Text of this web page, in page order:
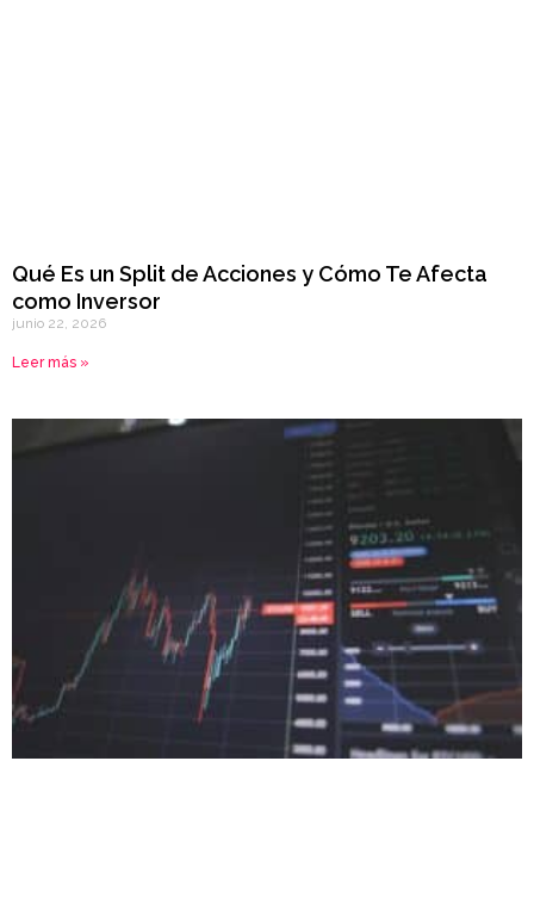
Qué Es un Split de Acciones y Cómo Te Afecta
como Inversor
junio 22, 2026
Leer más »